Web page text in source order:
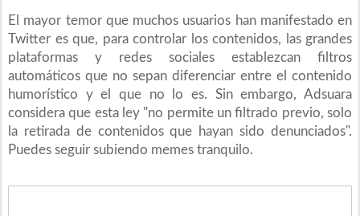
El mayor temor que muchos usuarios han manifestado en
Twitter es que, para controlar los contenidos, las grandes
plataformas y redes sociales establezcan filtros
automáticos que no sepan diferenciar entre el contenido
humorístico y el que no lo es. Sin embargo, Adsuara
considera que esta ley "no permite un filtrado previo, solo
la retirada de contenidos que hayan sido denunciados".
Puedes seguir subiendo memes tranquilo.